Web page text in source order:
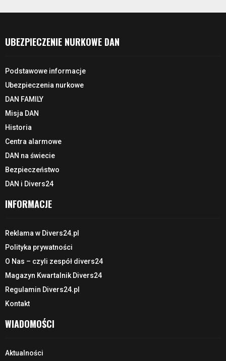
UBEZPIECZENIE NURKOWE DAN
Podstawowe informacje
Ubezpieczenia nurkowe
DAN FAMILY
Misja DAN
Historia
Centra alarmowe
DAN na świecie
Bezpieczeństwo
DAN i Divers24
INFORMACJE
Reklama w Divers24.pl
Polityka prywatności
O Nas – czyli zespół divers24
Magazyn Kwartalnik Divers24
Regulamin Divers24.pl
Kontakt
WIADOMOŚCI
Aktualności